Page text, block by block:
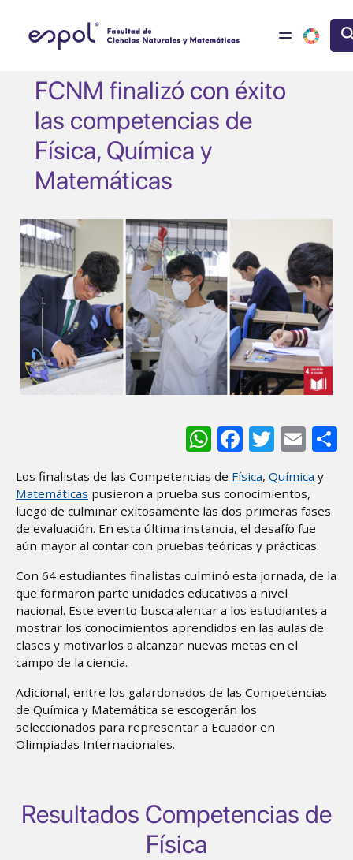
FCNM finalizó con éxito
las competencias de
Física, Química y
Matemáticas
Image
WhatsApp
Facebook
Twitter
Los finalistas de las Competencias de Física, Química y
Matemáticas pusieron a prueba sus conocimientos,
luego de culminar exitosamente las dos primeras fases
de evaluación. En esta última instancia, el desafío fue
aún mayor al contar con pruebas teóricas y prácticas.
Con 64 estudiantes finalistas culminó esta jornada, de la
que formaron parte unidades educativas a nivel
nacional. Este evento busca alentar a los estudiantes a
mostrar los conocimientos aprendidos en las aulas de
clases y motivarlos a alcanzar nuevas metas en el
campo de la ciencia.
Adicional, entre los galardonados de las Competencias
de Química y Matemática se escogerán los
seleccionados para representar a Ecuador en
Olimpiadas Internacionales.
Resultados Competencias de
Física